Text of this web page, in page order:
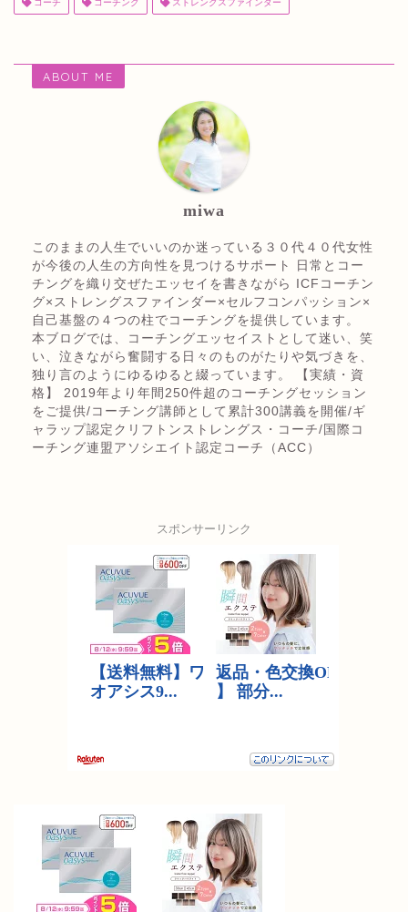
コーチ コーチング ストレングスファインダー
ABOUT ME
miwa
このままの人生でいいのか迷っている３０代４０代女性
が今後の人生の方向性を見つけるサポート 日常とコー
チングを織り交ぜたエッセイを書きながら ICFコーチン
グ×ストレングスファインダー×セルフコンパッション×
自己基盤の４つの柱でコーチングを提供しています。
本ブログでは、コーチングエッセイストとして迷い、笑
い、泣きながら奮闘する日々のものがたりや気づきを、
独り言のようにゆるゆると綴っています。 【実績・資
格】 2019年より年間250件超のコーチングセッション
をご提供/コーチング講師として累計300講義を開催/ギ
ャラップ認定クリフトンストレングス・コーチ/国際コ
ーチング連盟アソシエイト認定コーチ（ACC）
スポンサーリンク